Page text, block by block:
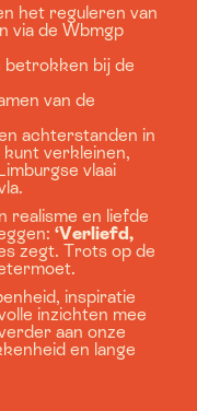
het reguleren van
via de Wbmgp
bij de
van de
achterstanden in
verkleinen,
vlaai
realisme en liefde
‘Verliefd,
zegt. Trots op de
inspiratie
inzichten mee
aan onze
en lange